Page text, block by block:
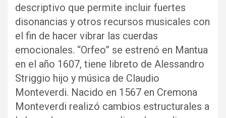
descriptivo que permite incluir fuertes
disonancias y otros recursos musicales con
el fin de hacer vibrar las cuerdas
emocionales. “Orfeo” se estrenó en Mantua
en el año 1607, tiene libreto de Alessandro
Striggio hijo y música de Claudio
Monteverdi. Nacido en 1567 en Cremona
Monteverdi realizó cambios estructurales a